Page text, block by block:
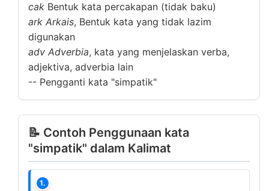
cak Bentuk kata percakapan (tidak baku)
ark Arkais, Bentuk kata yang tidak lazim
digunakan
adv Adverbia, kata yang menjelaskan verba,
adjektiva, adverbia lain
-- Pengganti kata "simpatik"
📝 Contoh Penggunaan kata
"simpatik" dalam Kalimat
1.